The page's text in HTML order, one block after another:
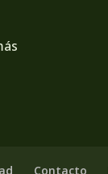
Contacto